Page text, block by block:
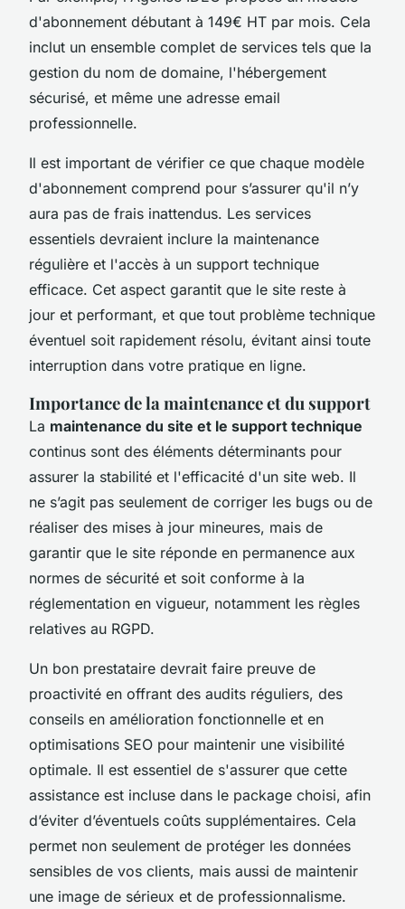
d'abonnement débutant à 149€ HT par mois. Cela
inclut un ensemble complet de services tels que la
gestion du nom de domaine, l'hébergement
sécurisé, et même une adresse email
professionnelle.
Il est important de vérifier ce que chaque modèle
d'abonnement comprend pour s’assurer qu'il n’y
aura pas de frais inattendus. Les services
essentiels devraient inclure la maintenance
régulière et l'accès à un support technique
efficace. Cet aspect garantit que le site reste à
jour et performant, et que tout problème technique
éventuel soit rapidement résolu, évitant ainsi toute
interruption dans votre pratique en ligne.
Importance de la maintenance et du support
La maintenance du site et le support technique
continus sont des éléments déterminants pour
assurer la stabilité et l'efficacité d'un site web. Il
ne s’agit pas seulement de corriger les bugs ou de
réaliser des mises à jour mineures, mais de
garantir que le site réponde en permanence aux
normes de sécurité et soit conforme à la
réglementation en vigueur, notamment les règles
relatives au RGPD.
Un bon prestataire devrait faire preuve de
proactivité en offrant des audits réguliers, des
conseils en amélioration fonctionnelle et en
optimisations SEO pour maintenir une visibilité
optimale. Il est essentiel de s'assurer que cette
assistance est incluse dans le package choisi, afin
d’éviter d’éventuels coûts supplémentaires. Cela
permet non seulement de protéger les données
sensibles de vos clients, mais aussi de maintenir
une image de sérieux et de professionnalisme.